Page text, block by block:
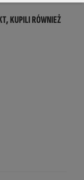
KUPILI RÓWNIEŻ